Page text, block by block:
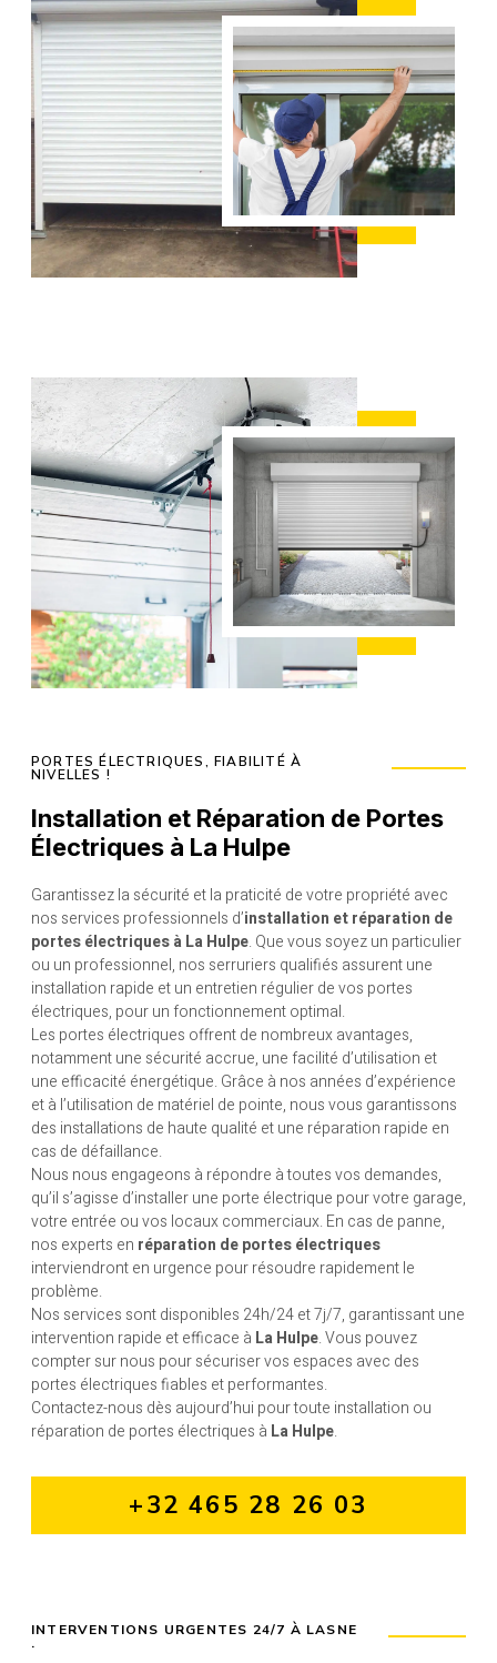
PORTES ÉLECTRIQUES, FIABILITÉ À
NIVELLES !
Installation et Réparation de Portes
Électriques à La Hulpe
Garantissez la sécurité et la praticité de votre propriété avec
nos services professionnels d’installation et réparation de
portes électriques à La Hulpe. Que vous soyez un particulier
ou un professionnel, nos serruriers qualifiés assurent une
installation rapide et un entretien régulier de vos portes
électriques, pour un fonctionnement optimal.
Les portes électriques offrent de nombreux avantages,
notamment une sécurité accrue, une facilité d’utilisation et
une efficacité énergétique. Grâce à nos années d’expérience
et à l’utilisation de matériel de pointe, nous vous garantissons
des installations de haute qualité et une réparation rapide en
cas de défaillance.
Nous nous engageons à répondre à toutes vos demandes,
qu’il s’agisse d’installer une porte électrique pour votre garage,
votre entrée ou vos locaux commerciaux. En cas de panne,
nos experts en réparation de portes électriques
interviendront en urgence pour résoudre rapidement le
problème.
Nos services sont disponibles 24h/24 et 7j/7, garantissant une
intervention rapide et efficace à La Hulpe. Vous pouvez
compter sur nous pour sécuriser vos espaces avec des
portes électriques fiables et performantes.
Contactez-nous dès aujourd’hui pour toute installation ou
réparation de portes électriques à La Hulpe.
+32 465 28 26 03
INTERVENTIONS URGENTES 24/7 À LASNE
.